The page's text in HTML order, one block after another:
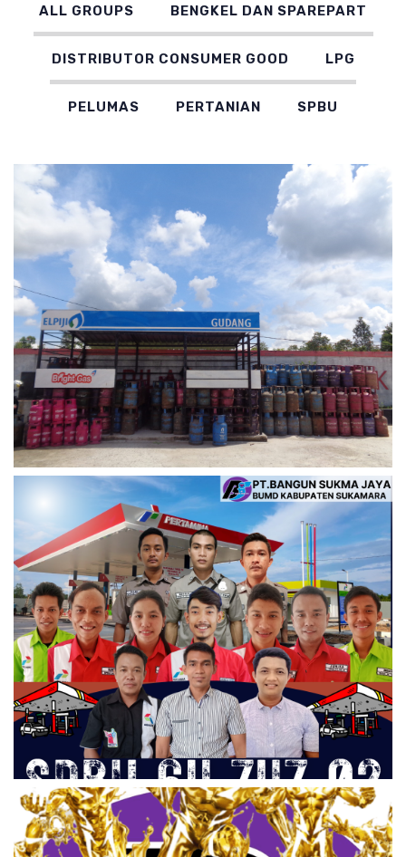
ALL GROUPS BENGKEL DAN SPAREPART
DISTRIBUTOR CONSUMER GOOD LPG
PELUMAS PERTANIAN SPBU